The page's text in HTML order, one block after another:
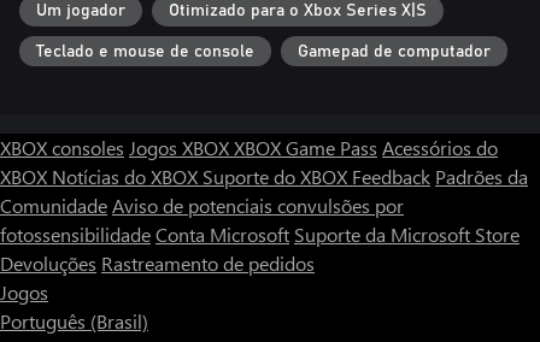
Um jogador Otimizado para o Xbox Series X|S
Teclado e mouse de console Gamepad de computador
XBOX consoles Jogos XBOXXBOX Game Pass Acessórios do
XBOX Notícias do XBOX Suporte do XBOX Feedback Padrões da
ComunidadeAviso de potenciais convulsões por
fotossensibilidadeConta Microsoft Suporte da Microsoft Store
Devoluções Rastreamento de pedidos
Jogos
Português (Brasil)